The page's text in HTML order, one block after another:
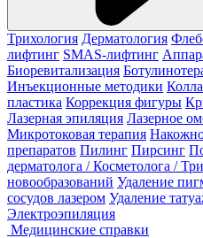
Трихология Дерматология
лифтинг SMAS-лифтинг
Биоревитализация
Инъекционные методики
пластика Коррекция фигуры
Лазерная эпиляция Лазерное
Микротоковая терапия
препаратов Пилинг Пирсинг
дерматолога / Косметолога /
новообразований Удаление
сосудов лазером Удаление
Электроэпиляция
Медицинские справки